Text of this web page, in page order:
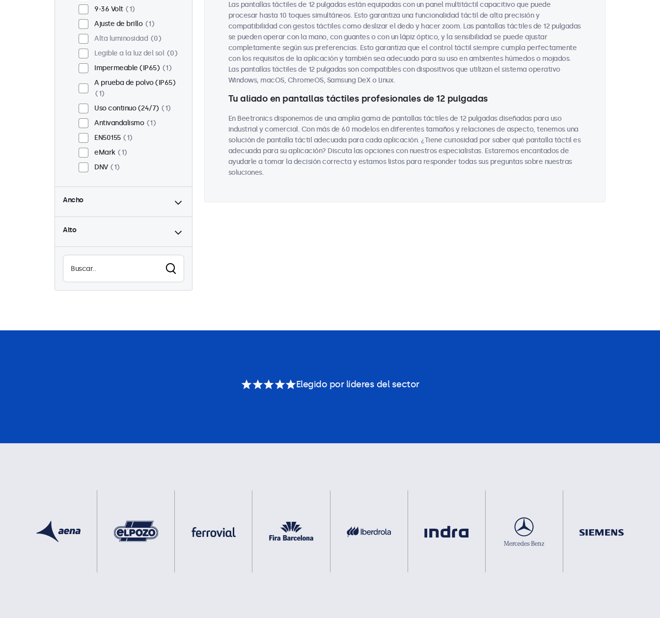
9-36 Volt
1
Ajuste de brillo
1
Alta luminosidad
0
Legible a la luz del sol
0
Impermeable (IP65)
1
A prueba de polvo (IP65)
1
Uso continuo (24/7)
1
Antivandalismo
1
EN50155
1
eMark
1
DNV
1
Ancho
Alto
Las pantallas táctiles de 12 pulgadas están equipadas con un panel multitáctil capacitivo que puede
procesar hasta 10 toques simultáneos. Esto garantiza una funcionalidad táctil de alta precisión y
compatibilidad con gestos táctiles como deslizar el dedo y hacer zoom. Las pantallas táctiles de 12 pulgadas
se pueden operar con la mano, con guantes o con un lápiz óptico, y la sensibilidad se puede ajustar
completamente según sus preferencias. Esto garantiza que el control táctil siempre cumpla perfectamente
con los requisitos de la aplicación y también sea adecuado para su uso en ambientes húmedos o mojados.
Las pantallas táctiles de 12 pulgadas son compatibles con dispositivos que utilizan el sistema operativo
Windows, macOS, ChromeOS, Samsung DeX o Linux.
Tu aliado en pantallas táctiles profesionales de 12 pulgadas
En Beetronics disponemos de una amplia gama de pantallas táctiles de 12 pulgadas diseñadas para uso
industrial y comercial. Con más de 60 modelos en diferentes tamaños y relaciones de aspecto, tenemos una
solución de pantalla táctil adecuada para cada aplicación. ¿Tiene curiosidad por saber qué pantalla táctil es
adecuada para su aplicación? Discuta las opciones con nuestros especialistas. Estaremos encantados de
ayudarle a tomar la decisión correcta y estamos listos para responder todas sus preguntas sobre nuestras
soluciones.
Elegido por líderes del sector